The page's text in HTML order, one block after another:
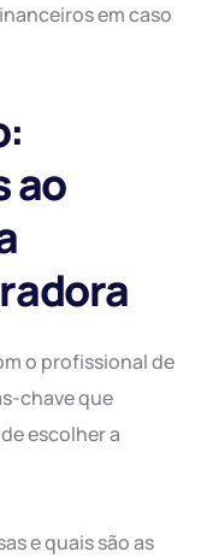
em caso
ao
o profissional de
chave que
escolher a
e quais são as